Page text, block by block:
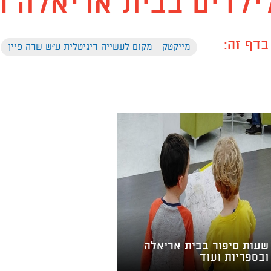
בדף זה: מייקטק - מקום לעשייה דיגיטלית ע"ש שרה פיין
שעות סיפור בבית אריאלה
ובספריות ועוד